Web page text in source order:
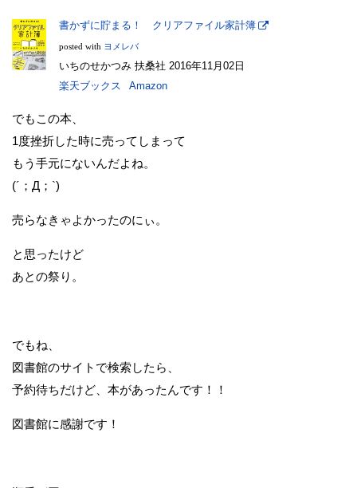
書かずに貯まる！ クリアファイル家計簿
posted with ヨメレバ
いちのせかつみ 扶桑社 2016年11月02日
楽天ブックス
Amazon
でもこの本、
1度挫折した時に売ってしまって
もう手元にないんだよね。
(´；Д；`)
売らなきゃよかったのにぃ。
と思ったけど
あとの祭り。
でもね、
図書館のサイトで検索したら、
予約待ちだけど、本があったんです！！
図書館に感謝です！